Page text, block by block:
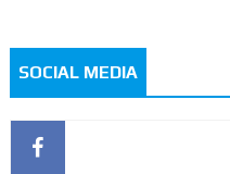
SOCIAL MEDIA